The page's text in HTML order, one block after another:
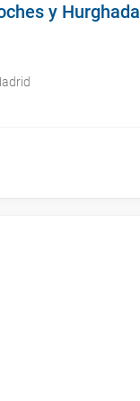
y Hurghada